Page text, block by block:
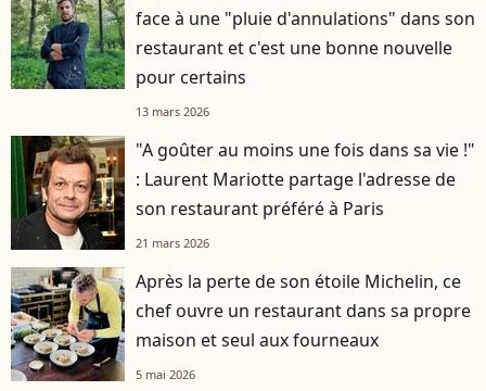
face à une "pluie d'annulations" dans son
restaurant et c'est une bonne nouvelle
pour certains
13 mars 2026
"A goûter au moins une fois dans sa vie !"
: Laurent Mariotte partage l'adresse de
son restaurant préféré à Paris
21 mars 2026
Après la perte de son étoile Michelin, ce
chef ouvre un restaurant dans sa propre
maison et seul aux fourneaux
5 mai 2026